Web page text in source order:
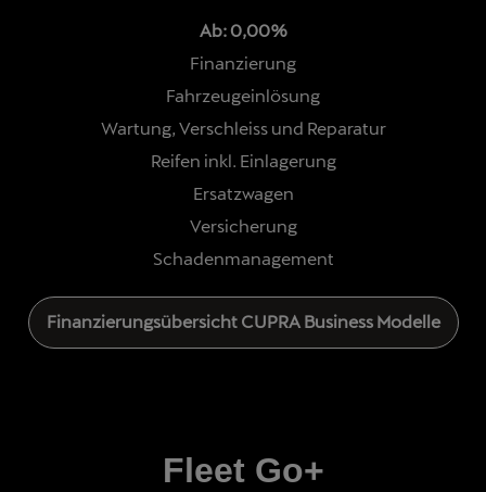
Ab: 0,00%
Finanzierung
Fahrzeugeinlösung
Wartung, Verschleiss und Reparatur
Reifen inkl. Einlagerung
Ersatzwagen
Versicherung
Schadenmanagement
Finanzierungsübersicht CUPRA Business Modelle
Fleet Go+